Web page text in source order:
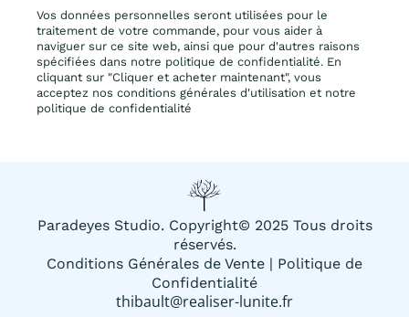
Vos données personnelles seront utilisées pour le
traitement de votre commande, pour vous aider à
naviguer sur ce site web, ainsi que pour d'autres raisons
spécifiées dans notre politique de confidentialité. En
cliquant sur "Cliquer et acheter maintenant", vous
acceptez nos conditions générales d'utilisation et notre
politique de confidentialité
Paradeyes Studio. Copyright© 2025 Tous droits
réservés.
Conditions Générales de Vente | Politique de
Confidentialité
thibault@realiser-lunite.fr